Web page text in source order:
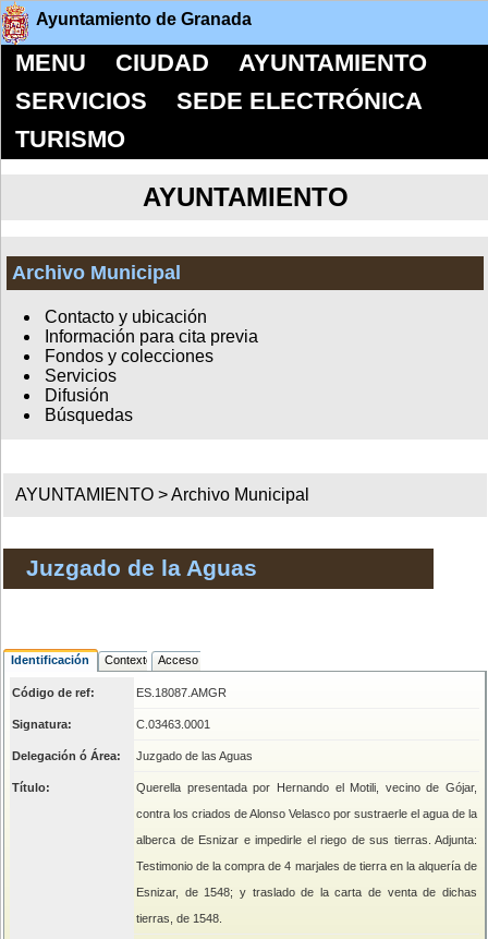
Ayuntamiento de Granada
MENU CIUDAD
AYUNTAMIENTO
SERVICIOS
SEDE ELECTRÓNICA
TURISMO
AYUNTAMIENTO
Archivo Municipal
Contacto y ubicación
Información para cita previa
Fondos y colecciones
Servicios
Difusión
Búsquedas
AYUNTAMIENTO >Archivo Municipal
Juzgado de la Aguas
Identificación Contexto Acceso
Código de ref: ES.18087.AMGR
Signatura: C.03463.0001
Delegación ó Área: Juzgado de las Aguas
Título:
Querella presentada por Hernando el Motili, vecino de Gójar,
contra los criados de Alonso Velasco por sustraerle el agua de la
alberca de Esnizar e impedirle el riego de sus tierras. Adjunta:
Testimonio de la compra de 4 marjales de tierra en la alquería de
Esnizar, de 1548; y traslado de la carta de venta de dichas
tierras, de 1548.